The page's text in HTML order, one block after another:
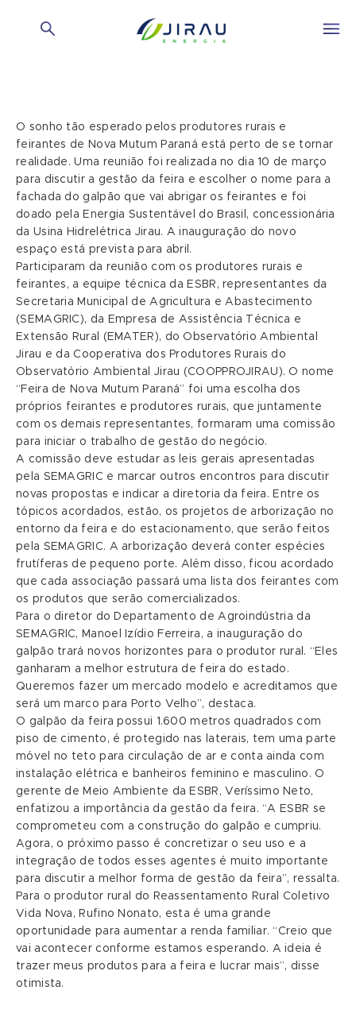
O sonho tão esperado pelos produtores rurais e
feirantes de Nova Mutum Paraná está perto de se tornar
realidade. Uma reunião foi realizada no dia 10 de março
para discutir a gestão da feira e escolher o nome para a
fachada do galpão que vai abrigar os feirantes e foi
doado pela Energia Sustentável do Brasil, concessionária
da Usina Hidrelétrica Jirau. A inauguração do novo
espaço está prevista para abril.
Participaram da reunião com os produtores rurais e
feirantes, a equipe técnica da ESBR, representantes da
Secretaria Municipal de Agricultura e Abastecimento
(SEMAGRIC), da Empresa de Assistência Técnica e
Extensão Rural (EMATER), do Observatório Ambiental
Jirau e da Cooperativa dos Produtores Rurais do
Observatório Ambiental Jirau (COOPPROJIRAU). O nome
“Feira de Nova Mutum Paraná” foi uma escolha dos
próprios feirantes e produtores rurais, que juntamente
com os demais representantes, formaram uma comissão
para iniciar o trabalho de gestão do negócio.
A comissão deve estudar as leis gerais apresentadas
pela SEMAGRIC e marcar outros encontros para discutir
novas propostas e indicar a diretoria da feira. Entre os
tópicos acordados, estão, os projetos de arborização no
entorno da feira e do estacionamento, que serão feitos
pela SEMAGRIC. A arborização deverá conter espécies
frutíferas de pequeno porte. Além disso, ficou acordado
que cada associação passará uma lista dos feirantes com
os produtos que serão comercializados.
Para o diretor do Departamento de Agroindústria da
SEMAGRIC, Manoel Izídio Ferreira, a inauguração do
galpão trará novos horizontes para o produtor rural. “Eles
ganharam a melhor estrutura de feira do estado.
Queremos fazer um mercado modelo e acreditamos que
será um marco para Porto Velho”, destaca.
O galpão da feira possui 1.600 metros quadrados com
piso de cimento, é protegido nas laterais, tem uma parte
móvel no teto para circulação de ar e conta ainda com
instalação elétrica e banheiros feminino e masculino. O
gerente de Meio Ambiente da ESBR, Veríssimo Neto,
enfatizou a importância da gestão da feira. “A ESBR se
comprometeu com a construção do galpão e cumpriu.
Agora, o próximo passo é concretizar o seu uso e a
integração de todos esses agentes é muito importante
para discutir a melhor forma de gestão da feira”, ressalta.
Para o produtor rural do Reassentamento Rural Coletivo
Vida Nova, Rufino Nonato, esta é uma grande
oportunidade para aumentar a renda familiar. “Creio que
vai acontecer conforme estamos esperando. A ideia é
trazer meus produtos para a feira e lucrar mais”, disse
otimista.